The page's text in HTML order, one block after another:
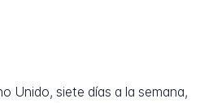
Unido, siete días a la semana,